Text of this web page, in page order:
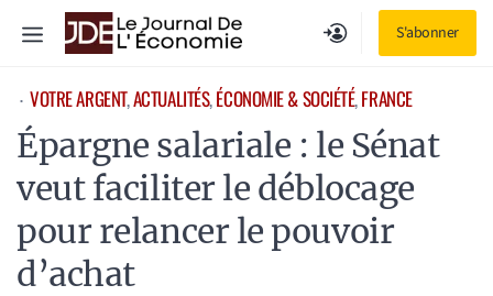
S'abonner
Menu
⋅ VOTRE ARGENT, ACTUALITÉS, ÉCONOMIE & SOCIÉTÉ, FRANCE
Épargne salariale : le Sénat
veut faciliter le déblocage
pour relancer le pouvoir
d’achat